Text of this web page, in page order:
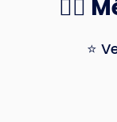
👨‍⚕️
⭐